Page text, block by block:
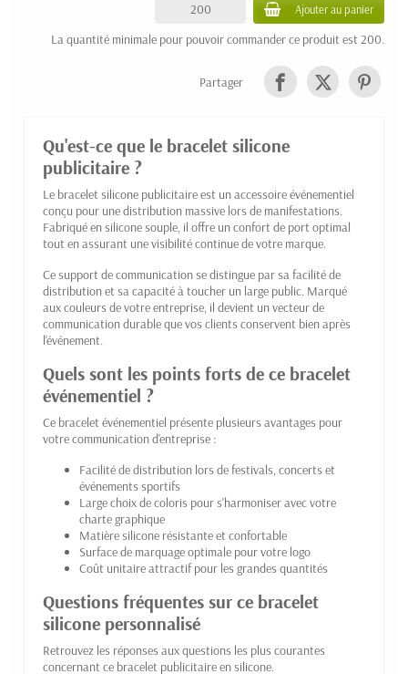
Ajouter au panier
La quantité minimale pour pouvoir commander ce produit est 200.
Partager
Qu'est-ce que le bracelet silicone
publicitaire ?
Le bracelet silicone publicitaire est un accessoire événementiel
conçu pour une distribution massive lors de manifestations.
Fabriqué en silicone souple, il offre un confort de port optimal
tout en assurant une visibilité continue de votre marque.
Ce support de communication se distingue par sa facilité de
distribution et sa capacité à toucher un large public. Marqué
aux couleurs de votre entreprise, il devient un vecteur de
communication durable que vos clients conservent bien après
l'événement.
Quels sont les points forts de ce bracelet
événementiel ?
Ce bracelet événementiel présente plusieurs avantages pour
votre communication d'entreprise :
Facilité de distribution lors de festivals, concerts et
événements sportifs
Large choix de coloris pour s'harmoniser avec votre
charte graphique
Matière silicone résistante et confortable
Surface de marquage optimale pour votre logo
Coût unitaire attractif pour les grandes quantités
Questions fréquentes sur ce bracelet
silicone personnalisé
Retrouvez les réponses aux questions les plus courantes
concernant ce bracelet publicitaire en silicone.